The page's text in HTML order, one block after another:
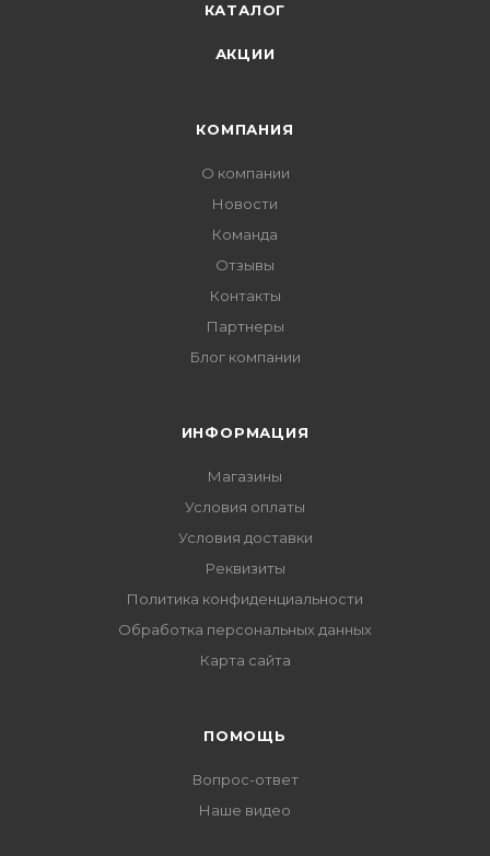
КАТАЛОГ
АКЦИИ
КОМПАНИЯ
О компании
Новости
Команда
Отзывы
Контакты
Партнеры
Блог компании
ИНФОРМАЦИЯ
Магазины
Условия оплаты
Условия доставки
Реквизиты
Политика конфиденциальности
Обработка персональных данных
Карта сайта
ПОМОЩЬ
Вопрос-ответ
Наше видео